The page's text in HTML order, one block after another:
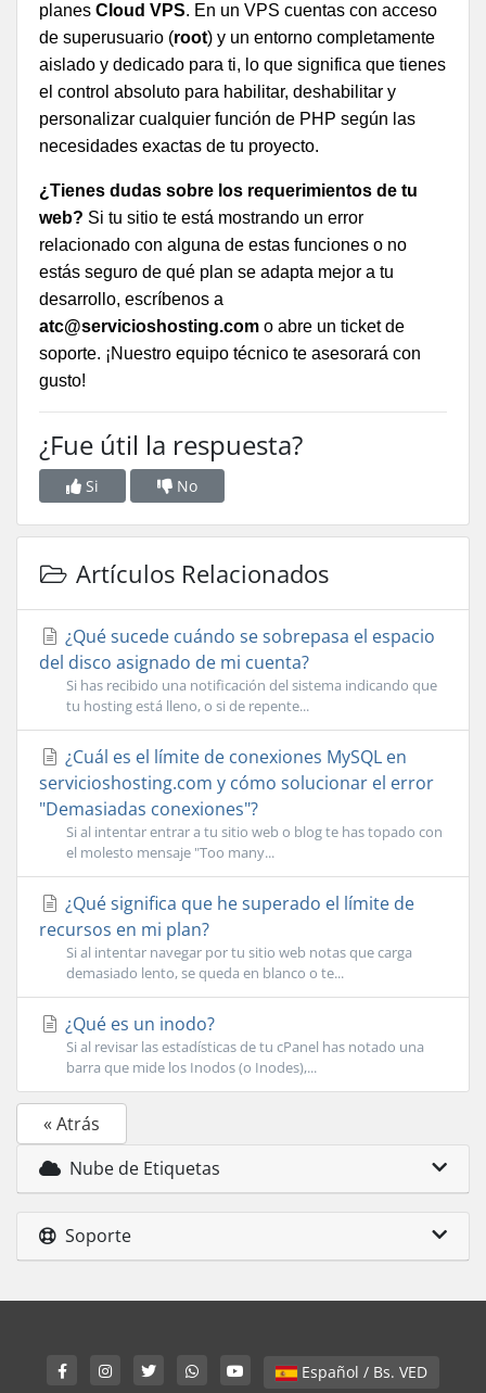
planes Cloud VPS. En un VPS cuentas con acceso
de superusuario (root) y un entorno completamente
aislado y dedicado para ti, lo que significa que tienes
el control absoluto para habilitar, deshabilitar y
personalizar cualquier función de PHP según las
necesidades exactas de tu proyecto.
¿Tienes dudas sobre los requerimientos de tu
web? Si tu sitio te está mostrando un error
relacionado con alguna de estas funciones o no
estás seguro de qué plan se adapta mejor a tu
desarrollo, escríbenos a
atc@servicioshosting.com o abre un ticket de
soporte. ¡Nuestro equipo técnico te asesorará con
gusto!
¿Fue útil la respuesta?
Si No
Artículos Relacionados
¿Qué sucede cuándo se sobrepasa el espacio
del disco asignado de mi cuenta?
Si has recibido una notificación del sistema indicando que
tu hosting está lleno, o si de repente...
¿Cuál es el límite de conexiones MySQL en
servicioshosting.com y cómo solucionar el error
"Demasiadas conexiones"?
Si al intentar entrar a tu sitio web o blog te has topado con
el molesto mensaje "Too many...
¿Qué significa que he superado el límite de
recursos en mi plan?
Si al intentar navegar por tu sitio web notas que carga
demasiado lento, se queda en blanco o te...
¿Qué es un inodo?
Si al revisar las estadísticas de tu cPanel has notado una
barra que mide los Inodos (o Inodes),...
« Atrás
Nube de Etiquetas
Soporte
Español / Bs. VED